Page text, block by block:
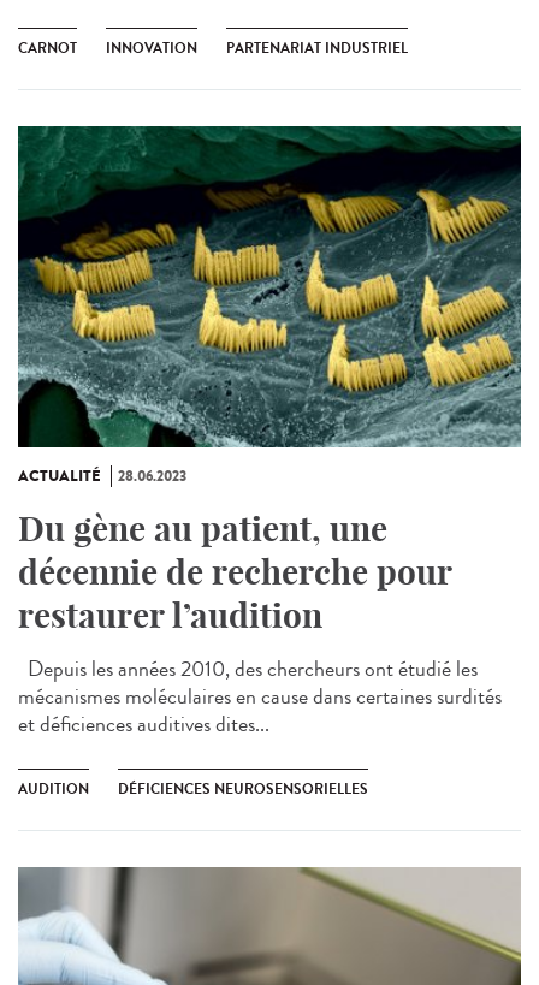
CARNOT INNOVATION PARTENARIAT INDUSTRIEL
ACTUALITÉ 28.06.2023
Du gène au patient, une
décennie de recherche pour
restaurer l’audition
Depuis les années 2010, des chercheurs ont étudié les
mécanismes moléculaires en cause dans certaines surdités
et déficiences auditives dites...
AUDITION DÉFICIENCES NEUROSENSORIELLES